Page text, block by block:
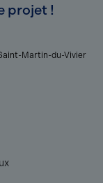
projet !
Martin-du-Vivier